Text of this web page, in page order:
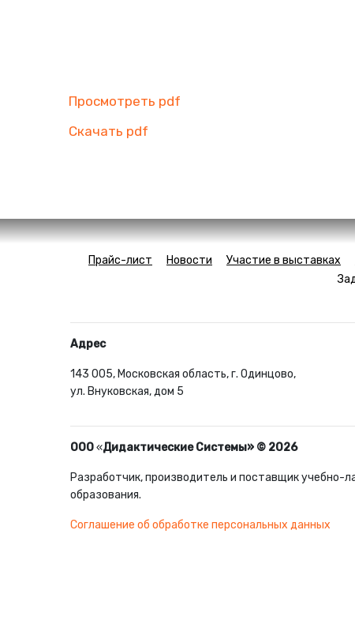
Просмотреть pdf
Скачать pdf
Прайс-лист Новости Участие в выставках
Адрес
143 005, Московская область, г. Одинцово,
ул. Внуковская, дом 5
ООО«Дидактические Системы» © 2026
Разработчик, производитель и поставщик учебно-
образования.
Соглашение об обработке персональных данных